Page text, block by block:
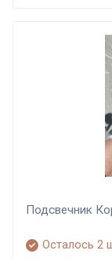
Подсвечник
Осталось 2